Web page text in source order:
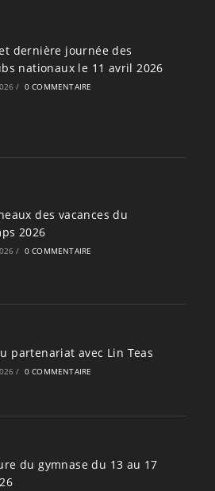
dernière journée des
nationaux le 11 avril 2026
/ 0 COMMENTAIRE
des vacances du
2026
/ 0 COMMENTAIRE
partenariat avec Lin Teas
/ 0 COMMENTAIRE
du gymnase du 13 au 17